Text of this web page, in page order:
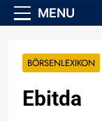
MENU
BÖRSENLEXIKON
Ebitda